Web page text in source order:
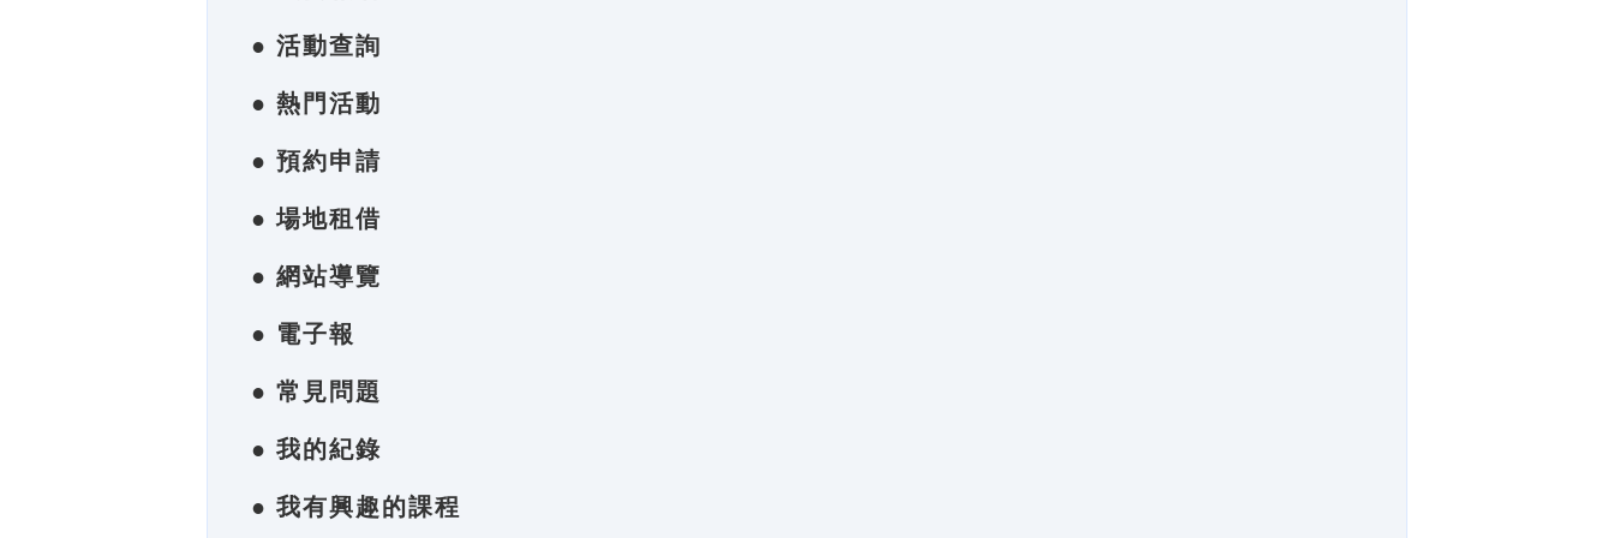
● 活動查詢
● 熱門活動
● 預約申請
● 場地租借
● 網站導覽
● 電子報
● 常見問題
● 我的紀錄
● 我有興趣的課程